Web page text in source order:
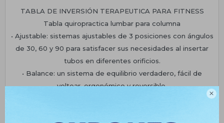

TABLA DE INVERSIÓN TERAPEUTICA PARA FITNESS
Tabla quiropractica lumbar para columna
• Ajustable: sistemas ajustables de 3 posiciones con ángulos
de 30, 60 y 90 para satisfacer sus necesidades al insertar
tubos en diferentes orificios.
• Balance: un sistema de equilibrio verdadero, fácil de
voltear, ergonómico y reversible.